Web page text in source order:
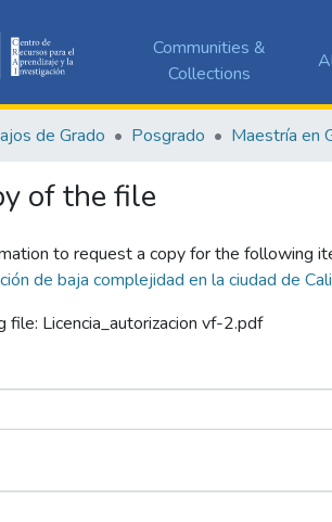
Communities &
Collections
de Grado Posgrado
of the file
to request a copy for the following
de baja complejidad en la ciudad de
Licencia_autorizacion vf-2.pdf